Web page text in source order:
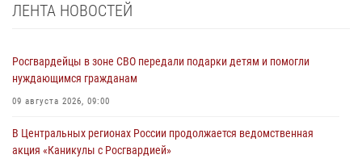
ЛЕНТА НОВОСТЕЙ
Росгвардейцы в зоне СВО передали подарки детям и помогли
нуждающимся гражданам
09 августа 2026, 09:00
В Центральных регионах России продолжается ведомственная
акция «Каникулы с Росгвардией»